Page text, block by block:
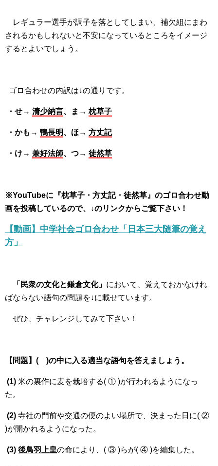
レギュラー選手が調子を落としてしまい、補欠組にまわ
されるかもしれないと不安になっているところをイメージ
するとよいでしょう。
ゴロ合わせの内訳は↓の通りです。
・せ→ 清少納言、ま→ 枕草子
・かも→ 鴨長明、ほ→ 方丈記
・け→ 兼好法師、つ→ 徒然草
※YouTubeに『枕草子・方丈記・徒然草』のゴロ合わせ動
画を投稿しているので、↓のリンクからご覧下さい！
【動画】中学社会ゴロ合わせ「日本三大随筆の覚え
方」
「民衆の文化と鎌倉文化」 において、覚えておかなけれ
ばならない語句の問題を↓に載せています。
ぜひ、チャレンジしてみて下さい！
【問題】( )の中に入る適当な語句を答えましょう。
(1) 米の裏作に麦を栽培する( ① )が行われるようになっ
た。
(2) 寺社の門前や交通の便のよい場所で、決まった日に( ②
)が開かれるようになった。
(3) 後鳥羽上皇の命により、( ③ )らが( ④ )を編集した。